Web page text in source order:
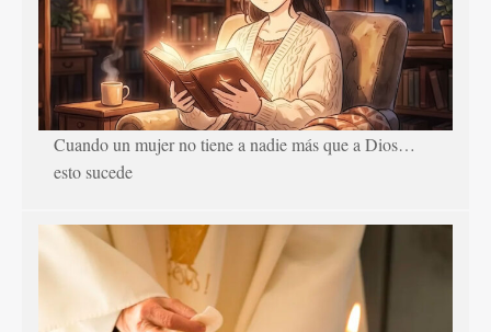
Cuando un mujer no tiene a nadie más que a Dios…
esto sucede